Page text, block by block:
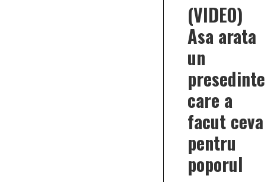
(VIDEO)
Asa arata
un
presedinte
care a
facut ceva
pentru
poporul